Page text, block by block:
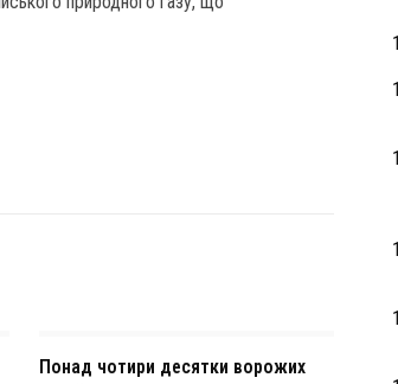
Понад чотири десятки ворожих